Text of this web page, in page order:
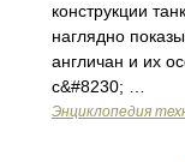
конструкции
наглядно
англичан и их
с&#8230; …
Энциклопедия